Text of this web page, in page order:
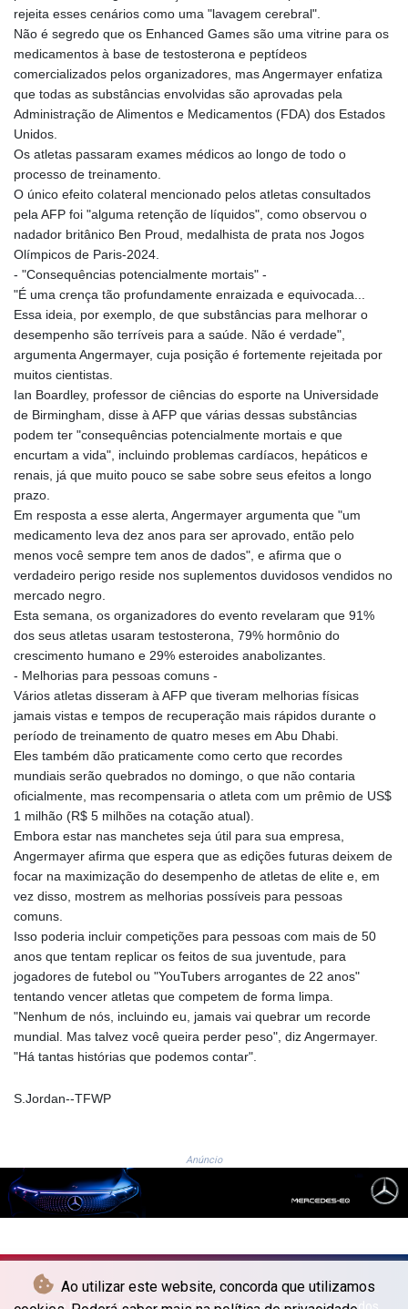
Ao utilizar este website, concorda que utilizamos
1374849.999974
ISK 123.610004
JMD 158.809665
JOD 0.708998
JPY 158.398421
KGS 87.45004
4064.574925
KMF 427.000007
KRW
KYD 0.834936
KZT 469.48422
LAK
22637.365499
89717.564641
LKR 336.535164
LRD 180.841182
LSL 16.341492
LTL 2.95274
LYD 6.38659
MAD 9.347628
MDL 17.432256
MGA
MKD 53.409668
MMK
2099.443841
3595.840223
MOP 8.095403
MRU 40.165112
MUR 46.939753
MVR 15.45971
MWK
MXN 17.203801
MYR 4.092101
MZN 63.906089
NAD 16.341492
1364.669969
NIO 36.866479
NOK 9.54487
NPR 152.554158
NZD 1.705305
OMR 0.384496
PYG
5959.485913
RSD 101.899019
RWF
rejeita esses cenários como uma "lavagem cerebral".
Não é segredo que os Enhanced Games são uma vitrine para os
medicamentos à base de testosterona e peptídeos
comercializados pelos organizadores, mas Angermayer enfatiza
que todas as substâncias envolvidas são aprovadas pela
Administração de Alimentos e Medicamentos (FDA) dos Estados
Unidos.
Os atletas passaram exames médicos ao longo de todo o
processo de treinamento.
O único efeito colateral mencionado pelos atletas consultados
pela AFP foi "alguma retenção de líquidos", como observou o
nadador britânico Ben Proud, medalhista de prata nos Jogos
Olímpicos de Paris-2024.
- "Consequências potencialmente mortais" -
"É uma crença tão profundamente enraizada e equivocada...
Essa ideia, por exemplo, de que substâncias para melhorar o
desempenho são terríveis para a saúde. Não é verdade",
argumenta Angermayer, cuja posição é fortemente rejeitada por
muitos cientistas.
Ian Boardley, professor de ciências do esporte na Universidade
de Birmingham, disse à AFP que várias dessas substâncias
podem ter "consequências potencialmente mortais e que
encurtam a vida", incluindo problemas cardíacos, hepáticos e
renais, já que muito pouco se sabe sobre seus efeitos a longo
prazo.
Em resposta a esse alerta, Angermayer argumenta que "um
medicamento leva dez anos para ser aprovado, então pelo
menos você sempre tem anos de dados", e afirma que o
verdadeiro perigo reside nos suplementos duvidosos vendidos no
mercado negro.
Esta semana, os organizadores do evento revelaram que 91%
dos seus atletas usaram testosterona, 79% hormônio do
crescimento humano e 29% esteroides anabolizantes.
- Melhorias para pessoas comuns -
Vários atletas disseram à AFP que tiveram melhorias físicas
jamais vistas e tempos de recuperação mais rápidos durante o
período de treinamento de quatro meses em Abu Dhabi.
Eles também dão praticamente como certo que recordes
mundiais serão quebrados no domingo, o que não contaria
oficialmente, mas recompensaria o atleta com um prêmio de US$
1 milhão (R$ 5 milhões na cotação atual).
Embora estar nas manchetes seja útil para sua empresa,
Angermayer afirma que espera que as edições futuras deixem de
focar na maximização do desempenho de atletas de elite e, em
vez disso, mostrem as melhorias possíveis para pessoas
comuns.
Isso poderia incluir competições para pessoas com mais de 50
anos que tentam replicar os feitos de sua juventude, para
jogadores de futebol ou "YouTubers arrogantes de 22 anos"
tentando vencer atletas que competem de forma limpa.
"Nenhum de nós, incluindo eu, jamais vai quebrar um recorde
mundial. Mas talvez você queira perder peso", diz Angermayer.
"Há tantas histórias que podemos contar".
S.Jordan--TFWP
Anúncio